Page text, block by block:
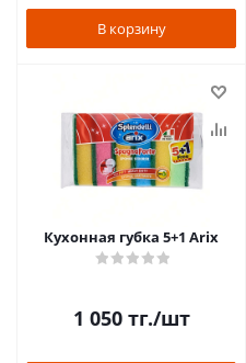
В корзину
Кухонная губка 5+1 Arix
1 050тг./шт